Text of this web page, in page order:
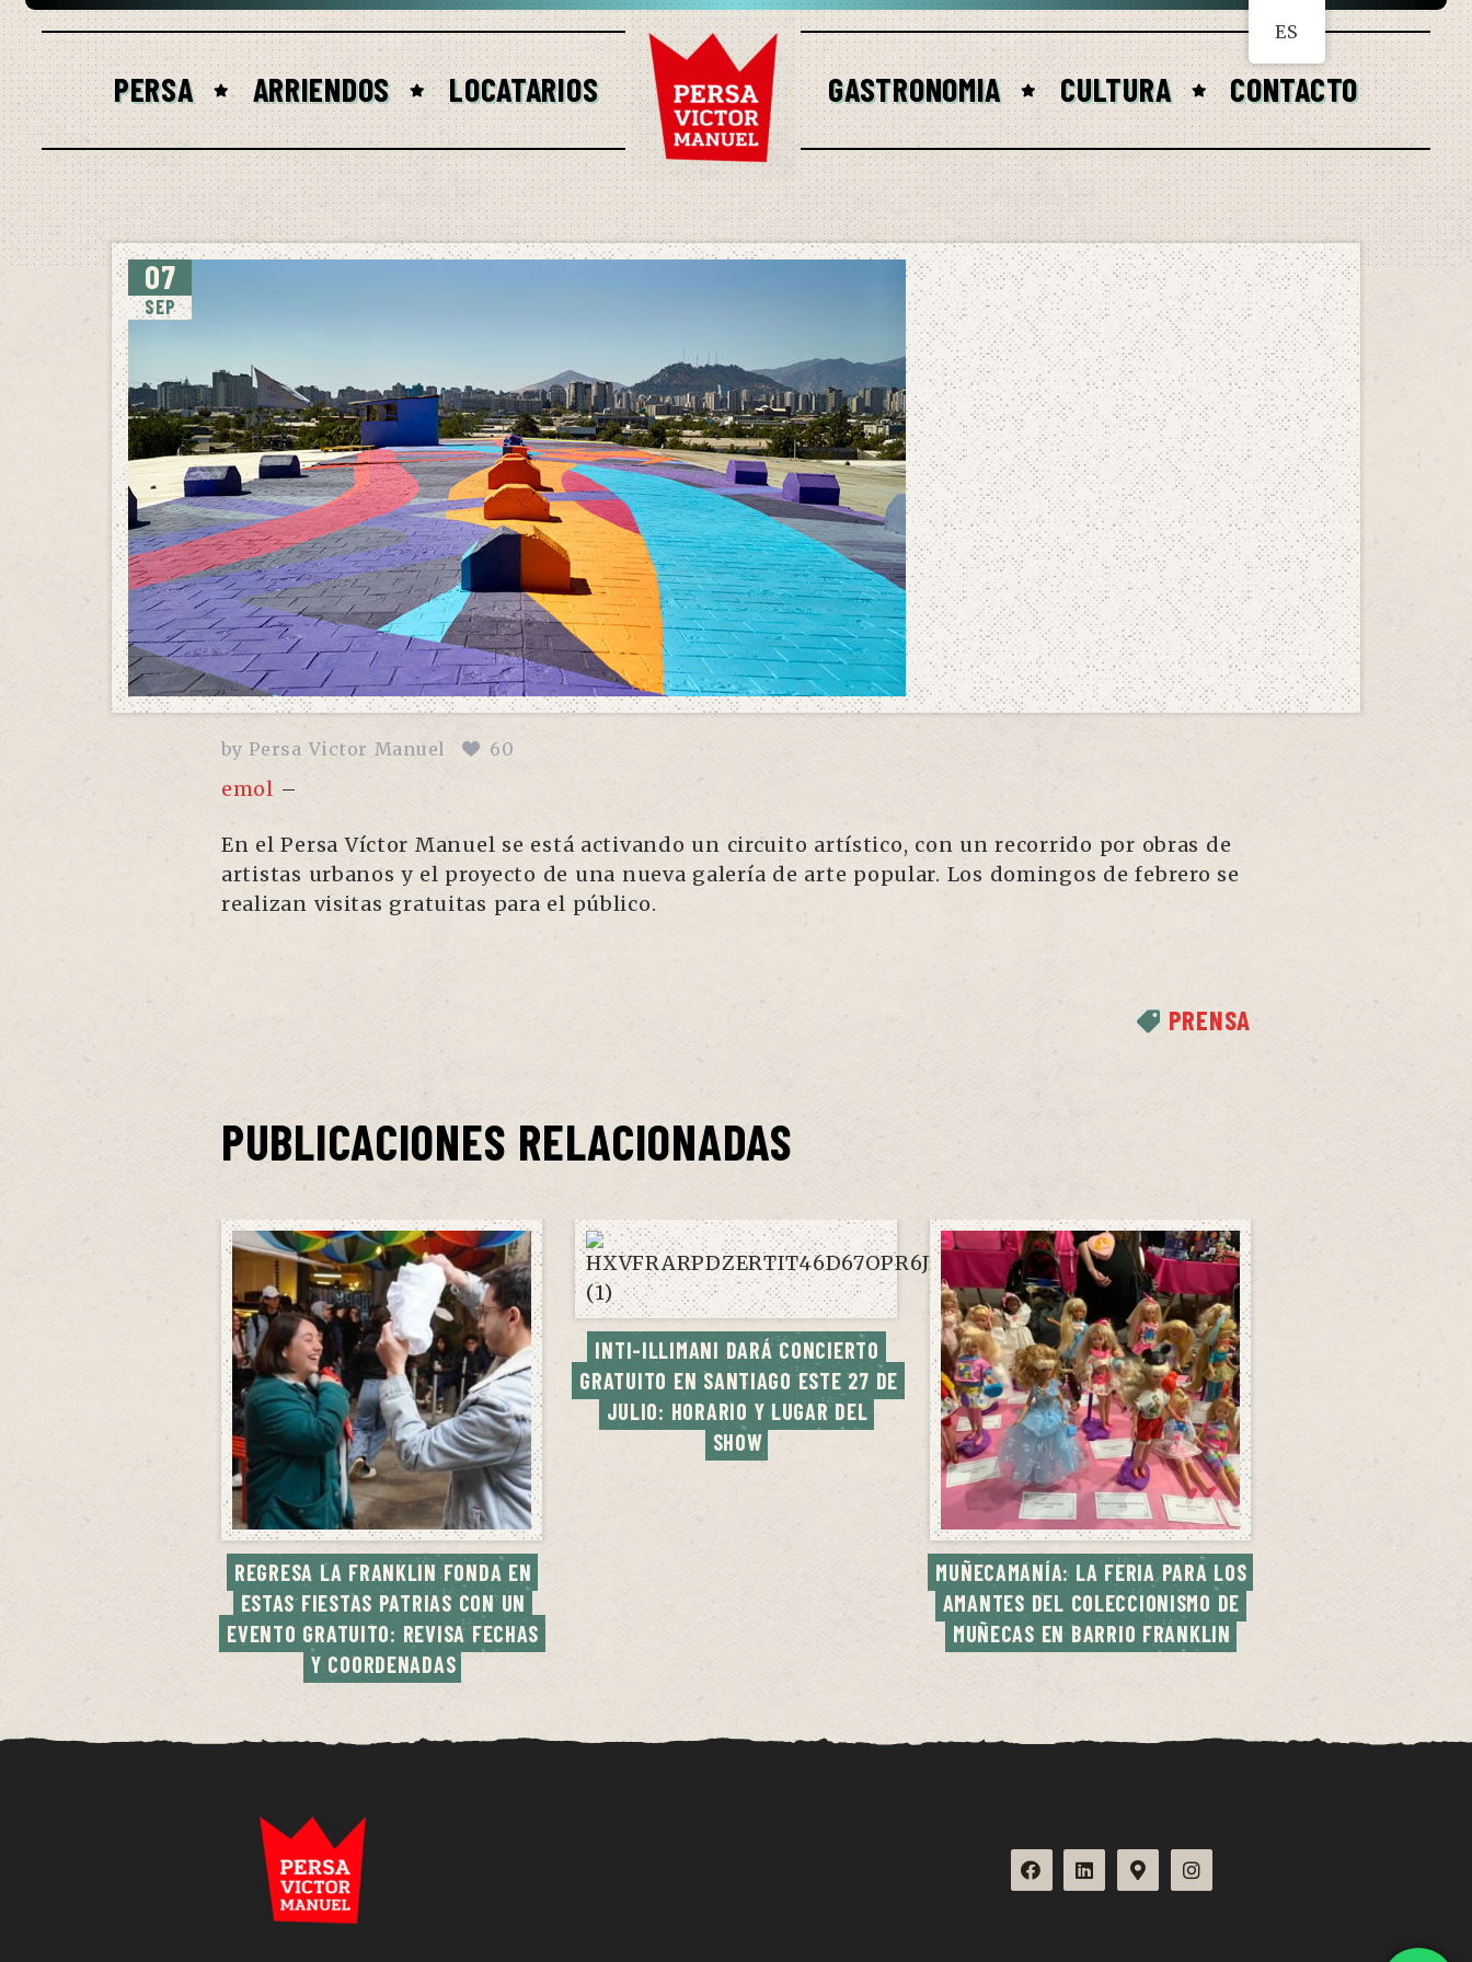
PERSA ARRIENDOS LOCATARIOS GASTRONOMIA CULTURA CONTACTO
07
SEP
byPersa Victor Manuel 60
emol –
En el Persa Víctor Manuel se está activando un circuito artístico, con un recorrido por obras de
artistas urbanos y el proyecto de una nueva galería de arte popular. Los domingos de febrero se
realizan visitas gratuitas para el público.
PRENSA
PUBLICACIONES RELACIONADAS
REGRESA LA FRANKLIN FONDA EN
ESTAS FIESTAS PATRIAS CON UN
EVENTO GRATUITO: REVISA FECHAS
Y COORDENADAS
INTI-ILLIMANI DARÁ CONCIERTO
GRATUITO EN SANTIAGO ESTE 27 DE
JULIO: HORARIO Y LUGAR DEL
SHOW
MUÑECAMANÍA: LA FERIA PARA LOS
AMANTES DEL COLECCIONISMO DE
MUÑECAS EN BARRIO FRANKLIN
ES